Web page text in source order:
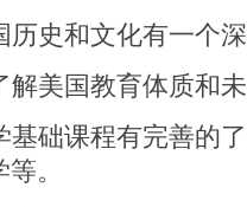
历史和文化有一个
解美国教育体质和
基础课程有完善的
。